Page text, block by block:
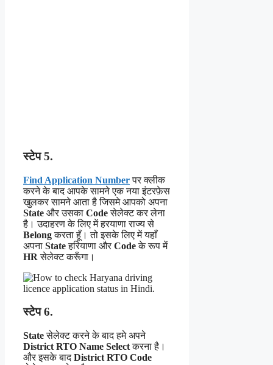
स्टेप 5.
Find Application Numberपर क्लीक
करने के बाद आपके सामने एक नया इंटरफ़ेस
खुलकर सामने आता है जिसमे आपको अपना
State और उसका Codeसेलेक्ट कर लेना
है। उदाहरण के लिए में हरयाणा राज्य से
Belongकरता हूँ। तो इसके लिए में यहाँ
अपना Stateहरियाणा और Codeके रूप में
HR सेलेक्ट करूँगा।
स्टेप 6.
Stateसेलेक्ट करने के बाद हमे अपने
District RTO Name Selectकरना है।
और इसके बादDistrict RTO Code